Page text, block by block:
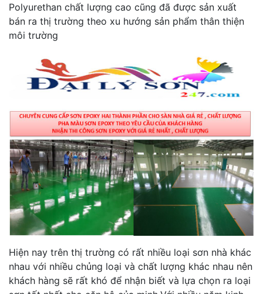
Polyurethan chất lượng cao cũng đã được sản xuất
bán ra thị trường theo xu hướng sản phẩm thân thiện
môi trường
Hiện nay trên thị trường có rất nhiều loại sơn nhà khác
nhau với nhiều chủng loại và chất lượng khác nhau nên
khách hàng sẽ rất khó để nhận biết và lựa chọn ra loại